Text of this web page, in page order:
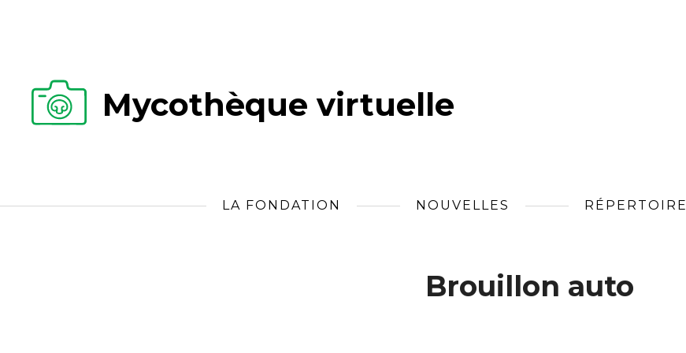
Mycothèque virtuelle
LA FONDATION NOUVELLES RÉPERTOIRE
Brouillon auto